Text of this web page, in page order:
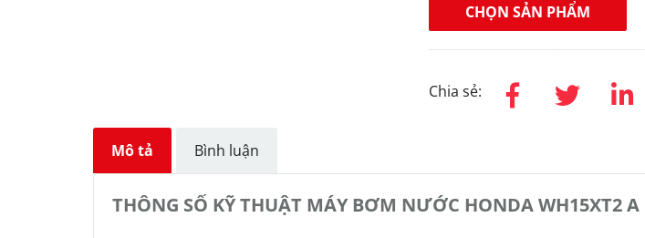
CHỌN SẢN PHẨM
Chia sẻ:
Mô tả Bình luận
THÔNG SỐ KỸ THUẬT MÁY BƠM NƯỚC HONDA WH15XT2 A